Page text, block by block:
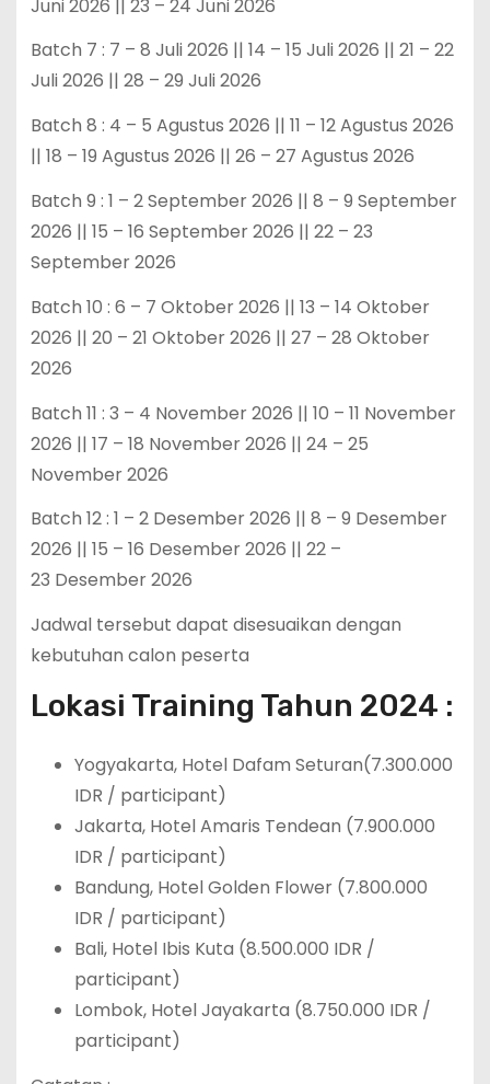
Juni 2026 || 23 – 24 Juni 2026
Batch 7 : 7 – 8 Juli 2026 || 14 – 15 Juli 2026 || 21 – 22
Juli 2026 || 28 – 29 Juli 2026
Batch 8 : 4 – 5 Agustus 2026 || 11 – 12 Agustus 2026
|| 18 – 19 Agustus 2026 || 26 – 27 Agustus 2026
Batch 9 : 1 – 2 September 2026 || 8 – 9 September
2026 || 15 – 16 September 2026 || 22 – 23
September 2026
Batch 10 : 6 – 7 Oktober 2026 || 13 – 14 Oktober
2026 || 20 – 21 Oktober 2026 || 27 – 28 Oktober
2026
Batch 11 : 3 – 4 November 2026 || 10 – 11 November
2026 || 17 – 18 November 2026 || 24 – 25
November 2026
Batch 12 : 1 – 2 Desember 2026 || 8 – 9 Desember
2026 || 15 – 16 Desember 2026 || 22 –
23 Desember 2026
Jadwal tersebut dapat disesuaikan dengan
kebutuhan calon peserta
Lokasi Training Tahun 2024 :
Yogyakarta, Hotel Dafam Seturan(7.300.000
IDR / participant)
Jakarta, Hotel Amaris Tendean (7.900.000
IDR / participant)
Bandung, Hotel Golden Flower (7.800.000
IDR / participant)
Bali, Hotel Ibis Kuta (8.500.000 IDR /
participant)
Lombok, Hotel Jayakarta (8.750.000 IDR /
participant)